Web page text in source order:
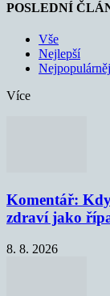
POSLEDNÍ
Vše
Nejlepší
Více
Komentář:
zdraví jako
8. 8. 2026